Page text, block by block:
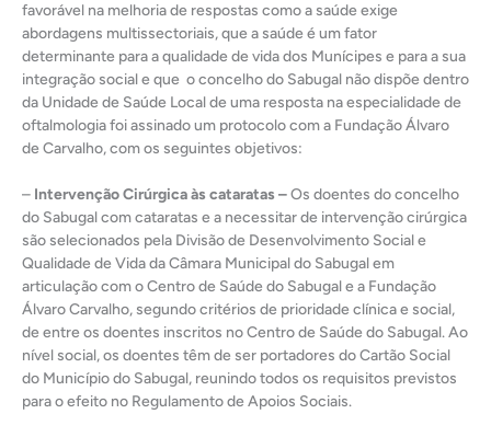
favorável na melhoria de respostas como a saúde exige
abordagens multissectoriais, que a saúde é um fator
determinante para a qualidade de vida dos Munícipes e para a sua
integração social e que o concelho do Sabugal não dispõe dentro
da Unidade de Saúde Local de uma resposta na especialidade de
oftalmologia foi assinado um protocolo com a Fundação Álvaro
de Carvalho, com os seguintes objetivos:
– Intervenção Cirúrgica às cataratas –Os doentes do concelho
do Sabugal com cataratas e a necessitar de intervenção cirúrgica
são selecionados pela Divisão de Desenvolvimento Social e
Qualidade de Vida da Câmara Municipal do Sabugal em
articulação com o Centro de Saúde do Sabugal e a Fundação
Álvaro Carvalho, segundo critérios de prioridade clínica e social,
de entre os doentes inscritos no Centro de Saúde do Sabugal. Ao
nível social, os doentes têm de ser portadores do Cartão Social
do Município do Sabugal, reunindo todos os requisitos previstos
para o efeito no Regulamento de Apoios Sociais.